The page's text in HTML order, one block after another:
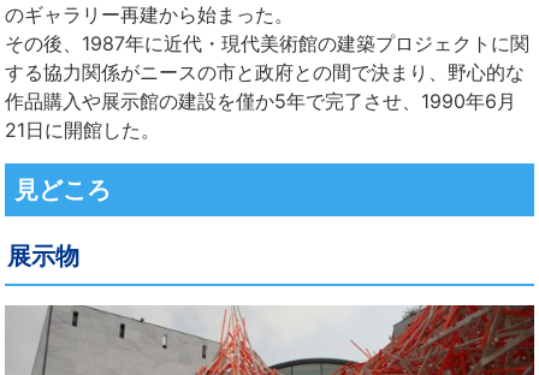
のギャラリー再建から始まった。
その後、1987年に近代・現代美術館の建築プロジェクトに関
する協力関係がニースの市と政府との間で決まり、野心的な
作品購入や展示館の建設を僅か5年で完了させ、1990年6月
21日に開館した。
見どころ
展示物